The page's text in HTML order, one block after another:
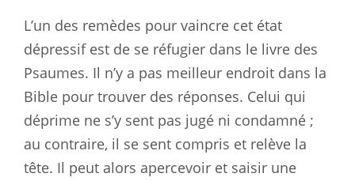
L’un des remèdes pour vaincre cet état
dépressif est de se réfugier dans le livre des
Psaumes. Il n’y a pas meilleur endroit dans la
Bible pour trouver des réponses. Celui qui
déprime ne s’y sent pas jugé ni condamné ;
au contraire, il se sent compris et relève la
tête. Il peut alors apercevoir et saisir une